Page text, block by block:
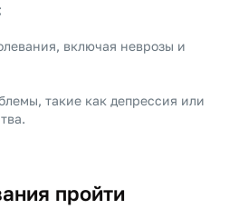
включая неврозы и
такие как депрессия или
пройти